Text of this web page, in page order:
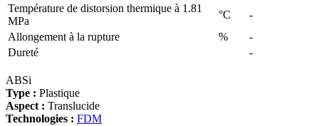
Température de distorsion thermique à 1.81
MPa
°C
-
Allongement à la rupture
%
-
Dureté
-
ABSi
Type : Plastique
Aspect : Translucide
Technologies : FDM